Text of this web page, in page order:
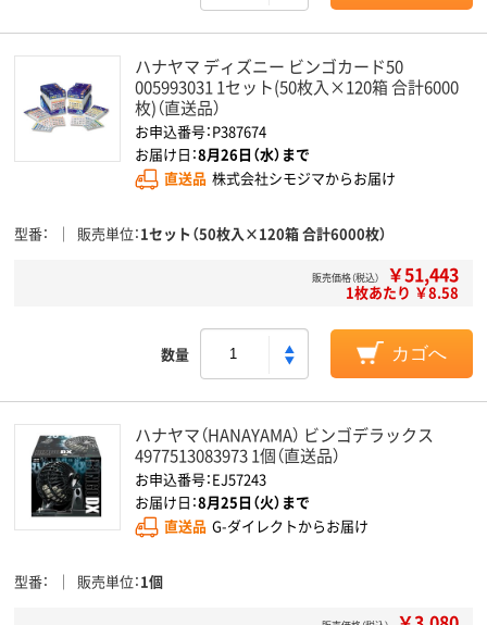
ハナヤマ ディズニー ビンゴカード50
005993031 1セット(50枚入×120箱 合計6000
枚)（直送品）
お申込番号：P387674
お届け日：8月26日（水）まで
直送品 株式会社シモジマからお届け
型番 販売単位 1セット（50枚入×120箱 合計6000枚）
販売価格（税込） ￥51,443
1枚あたり ￥8.58
数量 カゴへ
ハナヤマ（HANAYAMA） ビンゴデラックス
4977513083973 1個（直送品）
お申込番号：EJ57243
お届け日：8月25日（火）まで
直送品 G-ダイレクトからお届け
型番 販売単位 1個